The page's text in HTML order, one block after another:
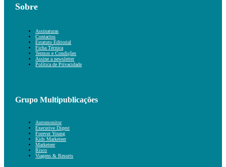
Sobre
Assinaturas
Contactos
Estatuto Editorial
Ficha Técnica
Termos e Condições
Assine a newsletter
Política de Privacidade
Grupo Multipublicações
Automonitor
Executive Digest
Forever Young
Kids Marketeer
Marketeer
Risco
Viagens & Resorts